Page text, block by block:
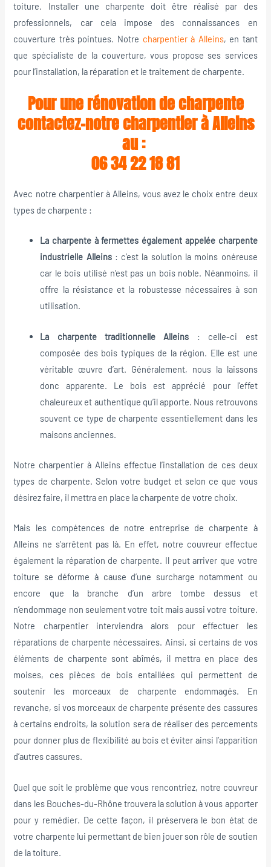
toiture. Installer une charpente doit être réalisé par des
professionnels, car cela impose des connaissances en
couverture très pointues. Notre charpentier à Alleins, en tant
que spécialiste de la couverture, vous propose ses services
pour l’installation, la réparation et le traitement de charpente.
Pour une rénovation de charpente
contactez-notre charpentier à Alleins
au :
06 34 22 18 81
Avec notre charpentier à Alleins, vous avez le choix entre deux
types de charpente :
La charpente à fermettes également appelée charpente
industrielle Alleins: c’est la solution la moins onéreuse
car le bois utilisé n’est pas un bois noble. Néanmoins, il
offre la résistance et la robustesse nécessaires à son
utilisation.
La charpente traditionnelle Alleins : celle-ci est
composée des bois typiques de la région. Elle est une
véritable œuvre d’art. Généralement, nous la laissons
donc apparente. Le bois est apprécié pour l’effet
chaleureux et authentique qu’il apporte. Nous retrouvons
souvent ce type de charpente essentiellement dans les
maisons anciennes.
Notre charpentier à Alleins effectue l’installation de ces deux
types de charpente. Selon votre budget et selon ce que vous
désirez faire, il mettra en place la charpente de votre choix.
Mais les compétences de notre entreprise de charpente à
Alleins ne s’arrêtent pas là. En effet, notre couvreur effectue
également la réparation de charpente. Il peut arriver que votre
toiture se déforme à cause d’une surcharge notamment ou
encore que la branche d’un arbre tombe dessus et
n’endommage non seulement votre toit mais aussi votre toiture.
Notre charpentier interviendra alors pour effectuer les
réparations de charpente nécessaires. Ainsi, si certains de vos
éléments de charpente sont abîmés, il mettra en place des
moises, ces pièces de bois entaillées qui permettent de
soutenir les morceaux de charpente endommagés. En
revanche, si vos morceaux de charpente présente des cassures
à certains endroits, la solution sera de réaliser des percements
pour donner plus de flexibilité au bois et éviter ainsi l’apparition
d’autres cassures.
Quel que soit le problème que vous rencontriez, notre couvreur
dans les Bouches-du-Rhône trouvera la solution à vous apporter
pour y remédier. De cette façon, il préservera le bon état de
votre charpente lui permettant de bien jouer son rôle de soutien
de la toiture.